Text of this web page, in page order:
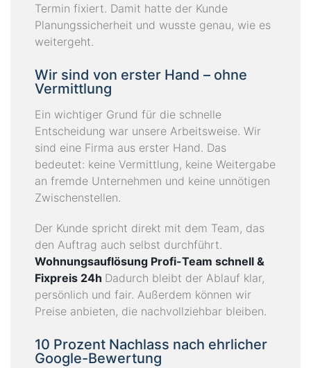
Termin fixiert. Damit hatte der Kunde
Planungssicherheit und wusste genau, wie es
weitergeht.
Wir sind von erster Hand – ohne
Vermittlung
Ein wichtiger Grund für die schnelle
Entscheidung war unsere Arbeitsweise. Wir
sind eine Firma aus erster Hand. Das
bedeutet: keine Vermittlung, keine Weitergabe
an fremde Unternehmen und keine unnötigen
Zwischenstellen.
Der Kunde spricht direkt mit dem Team, das
den Auftrag auch selbst durchführt.
Wohnungsauflösung Profi-Team schnell &
Fixpreis 24h Dadurch bleibt der Ablauf klar,
persönlich und fair. Außerdem können wir
Preise anbieten, die nachvollziehbar bleiben.
10 Prozent Nachlass nach ehrlicher
Google-Bewertung